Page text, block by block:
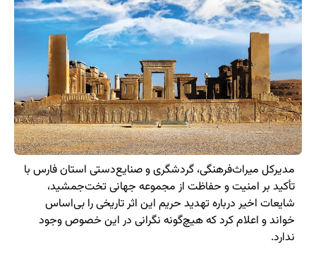
مدیرکل میراث‌فرهنگی، گردشگری و صنایع‌دستی استان فارس با
تأکید بر امنیت و حفاظت از مجموعه جهانی تخت‌جمشید،
شایعات اخیر درباره تهدید حریم این اثر تاریخی را بی‌اساس
خواند و اعلام کرد که هیچ‌گونه نگرانی در این خصوص وجود
ندارد.